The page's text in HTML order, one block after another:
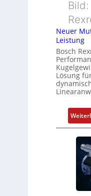
Neuer
Leistung
Bosch
Lösung